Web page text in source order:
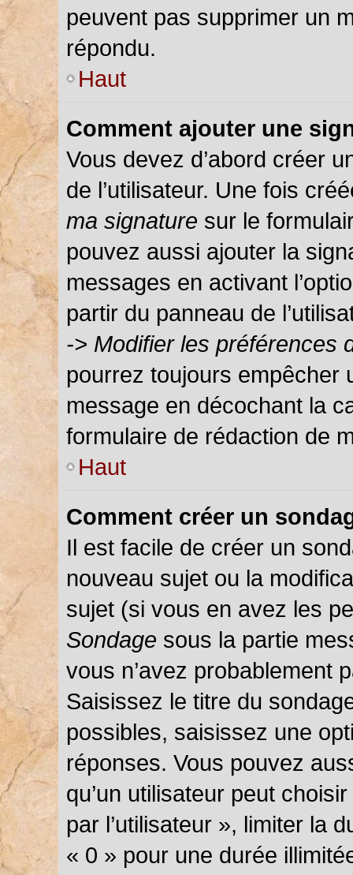
peuvent pas supprimer un
répondu.
Haut
Comment ajouter une
Vous devez d’abord créer
de l’utilisateur. Une fois
ma signature sur le
pouvez aussi ajouter la
messages en activant
partir du panneau de
-> Modifier les préférences
pourrez toujours empêcher
message en décochant la
formulaire de rédaction de
Haut
Comment créer un
Il est facile de créer un
nouveau sujet ou la
sujet (si vous en avez les
Sondage sous la partie
vous n’avez probablement
Saisissez le titre du
possibles, saisissez une
réponses. Vous pouvez
qu’un utilisateur peut
par l’utilisateur », limiter la
« 0 » pour une durée